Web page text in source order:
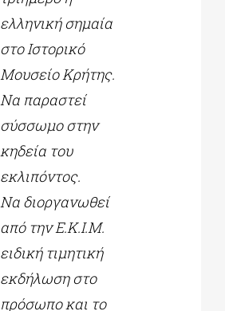
ελληνική σημαία
στο Ιστορικό
Μουσείο Κρήτης.
Να παραστεί
σύσσωμο στην
κηδεία του
εκλιπόντος.
Να διοργανωθεί
από την Ε.Κ.Ι.Μ.
ειδική τιμητική
εκδήλωση στο
πρόσωπο και το